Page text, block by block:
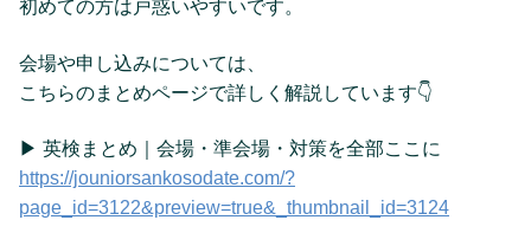
初めての方は戸惑いやすいです。
会場や申し込みについては、
こちらのまとめページで詳しく解説しています👇
▶ 英検まとめ｜会場・準会場・対策を全部ここに
https://jouniorsankosodate.com/?
page_id=3122&preview=true&_thumbnail_id=3124